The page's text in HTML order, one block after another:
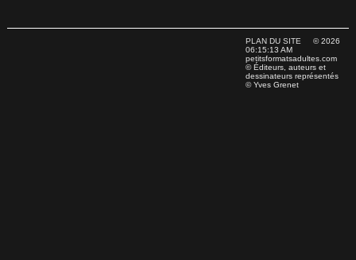
PLAN DU SITE © 2026
06:15:13 AM
petitsformatsadultes.com
© Éditeurs, auteurs et
dessinateurs représentés
© Yves Grenet